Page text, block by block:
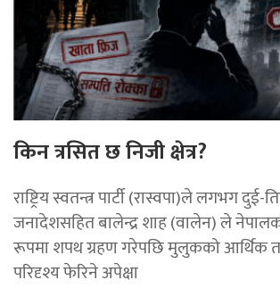
किन त्रसित छ निजी क्षेत्र?
राष्ट्रिय स्वतन्त्र पार्टी (रास्वपा)ले लगभग
जनादेशसहित बालेन्द्र शाह (वालेन) ले
रूपमा शपथ ग्रहण गरेपछि मुलुकको आर्थिक
परिदृश्य फेरिने अपेक्षा